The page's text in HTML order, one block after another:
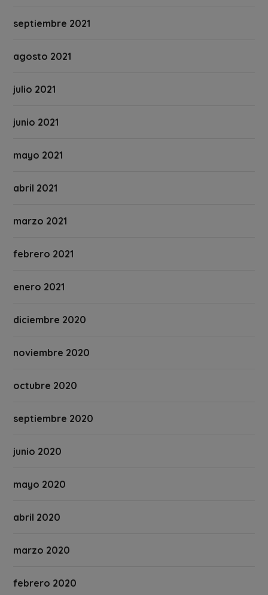
septiembre 2021
agosto 2021
julio 2021
junio 2021
mayo 2021
abril 2021
marzo 2021
febrero 2021
enero 2021
diciembre 2020
noviembre 2020
octubre 2020
septiembre 2020
junio 2020
mayo 2020
abril 2020
marzo 2020
febrero 2020